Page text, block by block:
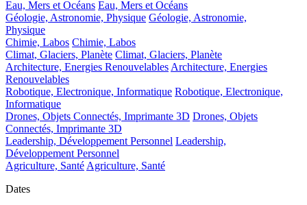
Eau, Mers et Océans Eau, Mers et Océans
Géologie, Astronomie, Physique Géologie, Astronomie,
Physique
Chimie, Labos Chimie, Labos
Climat, Glaciers, Planète Climat, Glaciers, Planète
Architecture, Energies Renouvelables Architecture, Energies
Renouvelables
Robotique, Electronique, Informatique Robotique, Electronique,
Informatique
Drones, Objets Connectés, Imprimante 3D Drones, Objets
Connectés, Imprimante 3D
Leadership, Développement Personnel Leadership,
Développement Personnel
Agriculture, Santé Agriculture, Santé
Dates